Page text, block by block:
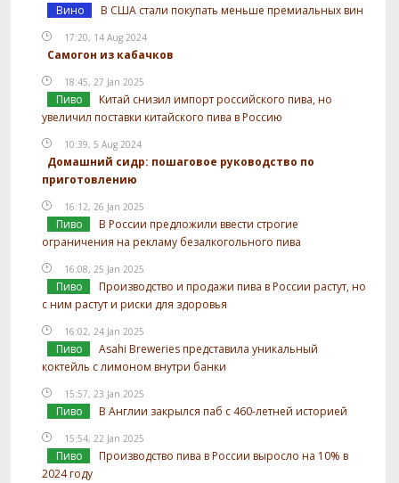
Вино В США стали покупать меньше премиальных вин
17:20, 14 Aug 2024
Самогон из кабачков
18:45, 27 Jan 2025
Пиво
Китай снизил импорт российского пива, но
увеличил поставки китайского пива в Россию
10:39, 5 Aug 2024
Домашний сидр: пошаговое руководство по
приготовлению
16:12, 26 Jan 2025
Пиво
В России предложили ввести строгие
ограничения на рекламу безалкогольного пива
16:08, 25 Jan 2025
Пиво
Производство и продажи пива в России растут, но
с ним растут и риски для здоровья
16:02, 24 Jan 2025
Пиво
Asahi Breweries представила уникальный
коктейль с лимоном внутри банки
15:57, 23 Jan 2025
Пиво В Англии закрылся паб с 460-летней историей
15:54, 22 Jan 2025
Пиво
Производство пива в России выросло на 10% в
2024 году